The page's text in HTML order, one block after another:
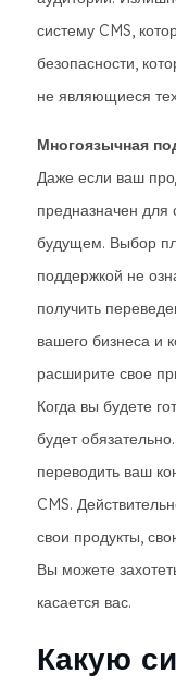
систему CMS,
безопасности,
не являющиеся
Многоязычная
Даже если ваш
предназначен для
будущем. Выбор
поддержкой не
получить
вашего бизнеса и
расширите свое
Когда вы будете
будет
переводить ваш
CMS.
свои продукты,
Вы можете
касается вас.
Какую